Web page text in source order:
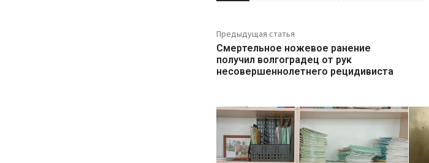
Предыдущая статья
Смертельное ножевое ранение
получил волгоградец от рук
несовершеннолетнего рецидивиста